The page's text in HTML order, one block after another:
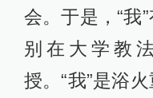
会。于是，“
别在大学教
授。“我”是浴